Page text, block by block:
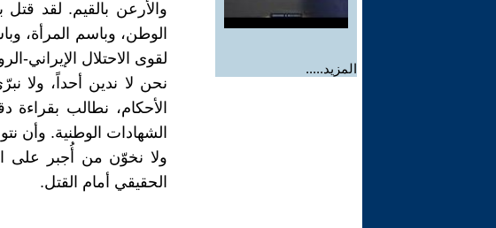
المزيد.....
والأرعن بالقيم. لقد قتل
الوطن، وباسم المرأة،
لقوى الاحتلال
نحن لا ندين أحداً، ولا
الأحكام، نطالب
الشهادات الوطنية. وأن
ولا نخوّن من أُجبر على
الحقيقي أمام القتل.